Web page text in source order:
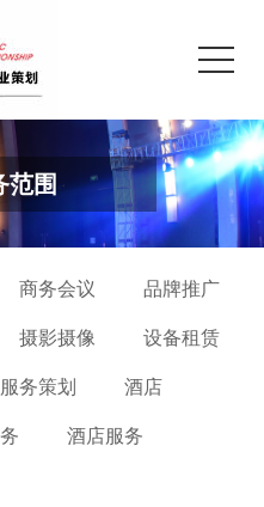
范围
商务会议 品牌推广
摄影摄像 设备租赁
服务策划 酒店
酒店服务